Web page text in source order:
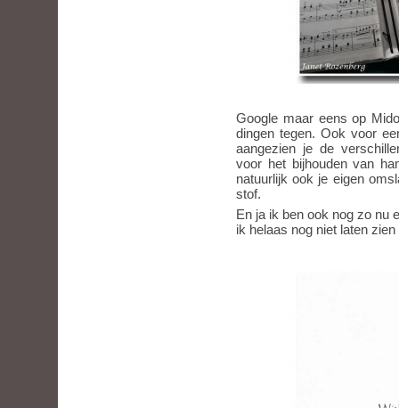
Google maar eens op
dingen tegen. Ook voor
aangezien je de
voor het bijhouden van
natuurlijk ook je eigen
stof.
En ja ik ben ook nog zo nu
ik helaas nog niet laten zien